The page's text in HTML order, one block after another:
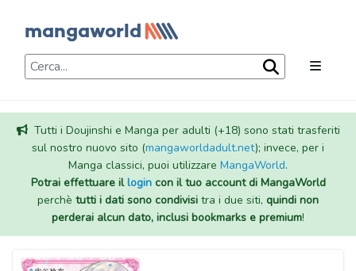
Tutti i Doujinshi e Manga per adulti (+18) sono stati trasferiti
sul nostro nuovo sito (mangaworldadult.net); invece, per i
Manga classici, puoi utilizzare MangaWorld.
Potrai effettuare illogincon il tuo account di MangaWorld
perchè tutti i dati sono condivisi tra i due siti, quindi non
perderai alcun dato, inclusi bookmarks e premium!